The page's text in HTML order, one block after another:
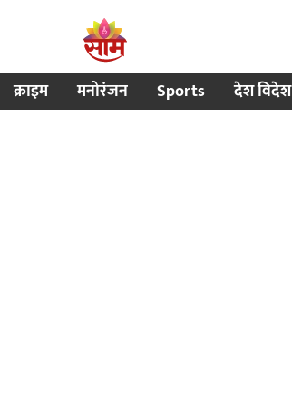
क्राइम मनोरंजन Sports देश विदेश